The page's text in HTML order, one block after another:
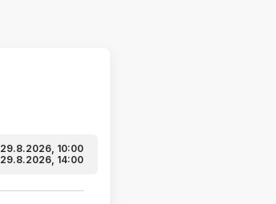
29.8.2026, 10:00
29.8.2026, 14:00